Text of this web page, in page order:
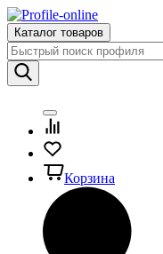
Каталог товаров
Корзина